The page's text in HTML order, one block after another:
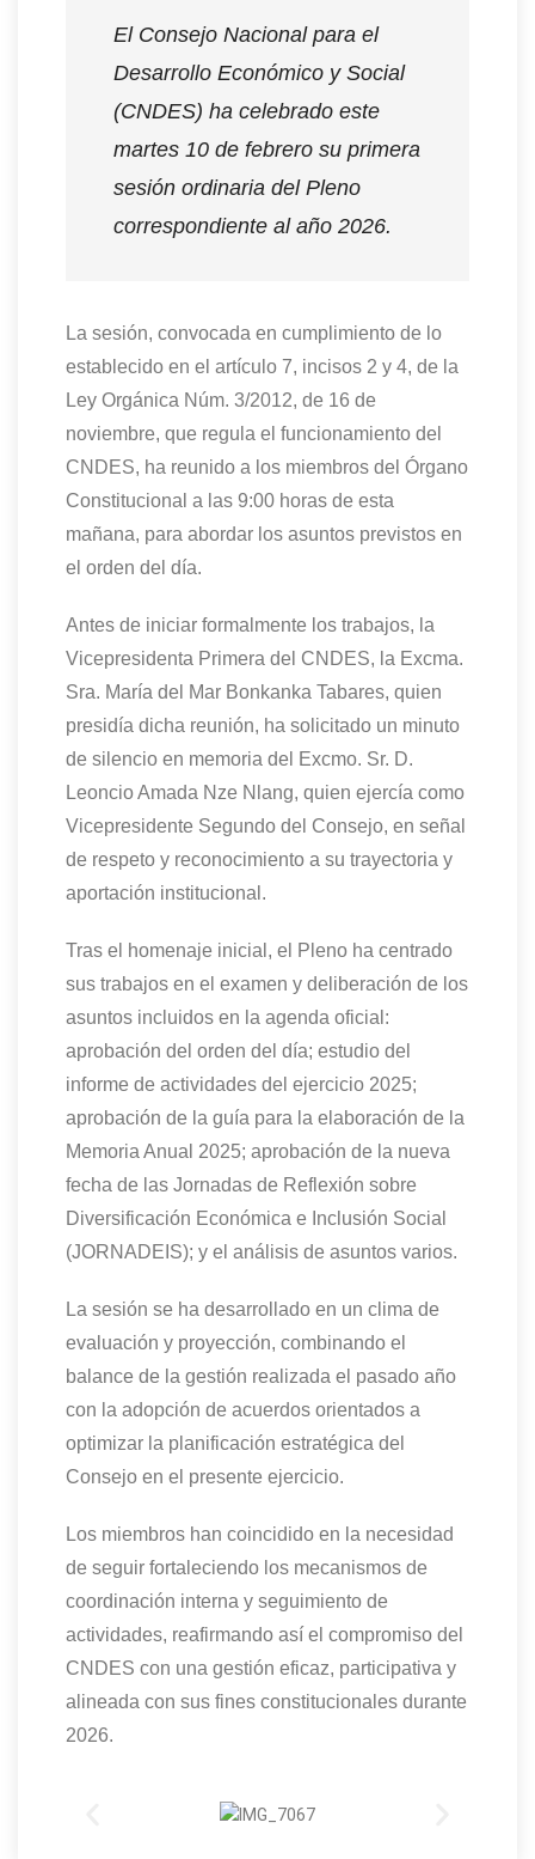
El Consejo Nacional para el
Desarrollo Económico y Social
(CNDES) ha celebrado este
martes 10 de febrero su primera
sesión ordinaria del Pleno
correspondiente al año 2026.
La sesión, convocada en cumplimiento de lo
establecido en el artículo 7, incisos 2 y 4, de la
Ley Orgánica Núm. 3/2012, de 16 de
noviembre, que regula el funcionamiento del
CNDES, ha reunido a los miembros del Órgano
Constitucional a las 9:00 horas de esta
mañana, para abordar los asuntos previstos en
el orden del día.
Antes de iniciar formalmente los trabajos, la
Vicepresidenta Primera del CNDES, la Excma.
Sra. María del Mar Bonkanka Tabares, quien
presidía dicha reunión, ha solicitado un minuto
de silencio en memoria del Excmo. Sr. D.
Leoncio Amada Nze Nlang, quien ejercía como
Vicepresidente Segundo del Consejo, en señal
de respeto y reconocimiento a su trayectoria y
aportación institucional.
Tras el homenaje inicial, el Pleno ha centrado
sus trabajos en el examen y deliberación de los
asuntos incluidos en la agenda oficial:
aprobación del orden del día; estudio del
informe de actividades del ejercicio 2025;
aprobación de la guía para la elaboración de la
Memoria Anual 2025; aprobación de la nueva
fecha de las Jornadas de Reflexión sobre
Diversificación Económica e Inclusión Social
(JORNADEIS); y el análisis de asuntos varios.
La sesión se ha desarroll ado en un clima de
evaluación y proyección, combinando el
balance de la gestión realizada el pasado año
con la adopción de acuerdos orientados a
optimizar la planificación estratégica del
Consejo en el presente ejercicio.
Los miembros han coincidido en la necesidad
de seguir fortaleciendo los mecanismos de
coordinación interna y seguimiento de
actividades, reafirmando así el compromiso del
CNDES con una gestión eficaz, participativa y
alineada con sus fines constitucionales durante
2026.